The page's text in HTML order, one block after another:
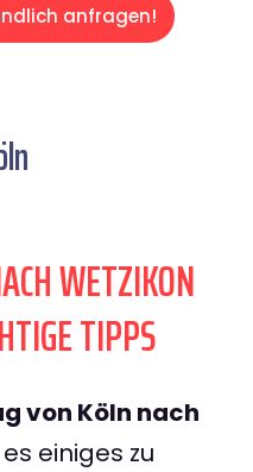
anfragen!
WETZIKON
TIPPS
von Köln nach
einiges zu